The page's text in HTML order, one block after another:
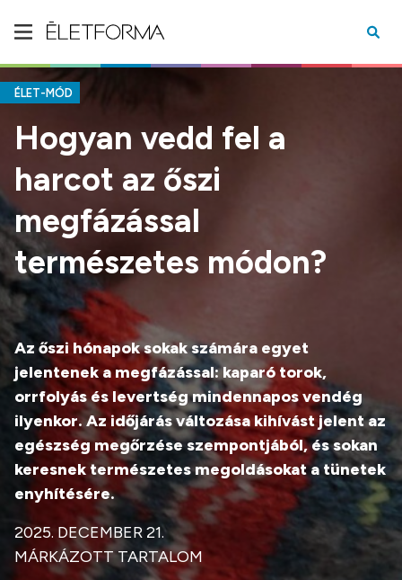
ÉLET-MÓD
Hogyan vedd fel a
harcot az őszi
megfázással
természetes módon?
Az őszi hónapok sokak számára egyet
jelentenek a megfázással: kaparó torok,
orrfolyás és levertség mindennapos vendég
ilyenkor. Az időjárás változása kihívást jelent az
egészség megőrzése szempontjából, és sokan
keresnek természetes megoldásokat a tünetek
enyhítésére.
2025. DECEMBER 21.
MÁRKÁZOTT TARTALOM